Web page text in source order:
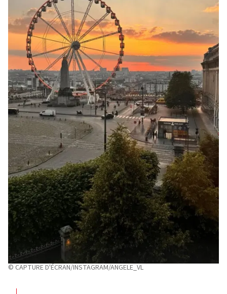
© CAPTURE D'ÉCRAN/INSTAGRAM/ANGELE_VL